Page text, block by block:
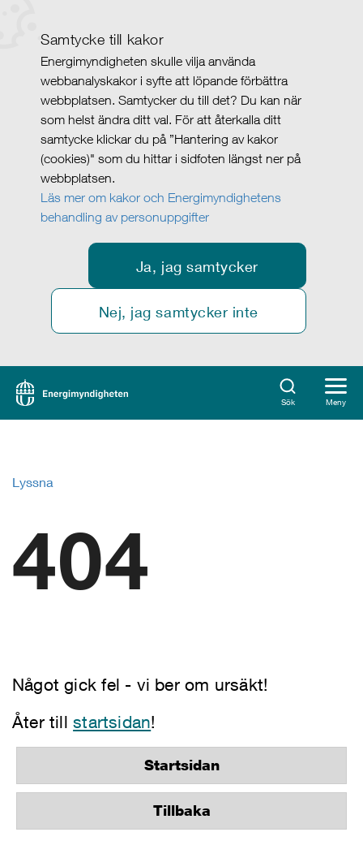
Samtycke till kakor
Energimyndigheten skulle vilja använda
webbanalyskakor i syfte att löpande förbättra
webbplatsen. Samtycker du till det? Du kan när
som helst ändra ditt val. För att återkalla ditt
samtycke klickar du på ”Hantering av kakor
(cookies)" som du hittar i sidfoten längst ner på
webbplatsen.
Läs mer om kakor och Energimyndighetens
behandling av personuppgifter
Ja, jag samtycker
Nej, jag samtycker inte
Sök Meny
Lyssna
404
Något gick fel - vi ber om ursäkt!
Åter tillstartsidan!
Startsidan
Tillbaka